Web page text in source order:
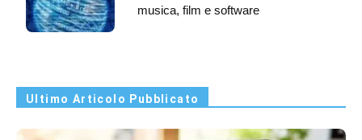
musica, film e software
Ultimo Articolo Pubblicato